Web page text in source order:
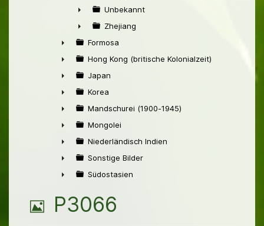
►
►
Unbekannt
►
Zhejiang
►
Formosa
►
Hong Kong (britische Kolonialzeit)
►
Japan
►
Korea
►
Mandschurei (1900-1945)
►
Mongolei
►
Niederländisch Indien
►
Sonstige Bilder
Südostasien
B
P3066